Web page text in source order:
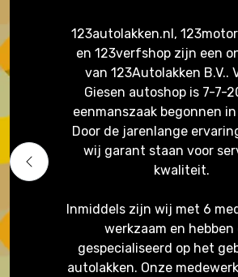
123autolakken.nl,
en 123verfshop zijn een
van 123Autolakken B.V..
Giesen autoshop is 7-7-
eenmanszaak begonnen in
Door de jarenlange
wij garant staan voor
kwaliteit.
Inmiddels zijn wij met 6
werkzaam en hebben
gespecialiseerd op het
autolakken. Onze
Previous